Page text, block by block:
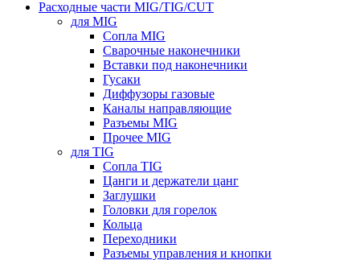
Расходные части MIG/TIG/CUT
для MIG
Сопла MIG
Сварочные наконечники
Вставки под наконечники
Гусаки
Диффузоры газовые
Каналы направляющие
Разъемы MIG
Прочее MIG
для TIG
Сопла TIG
Цанги и держатели цанг
Заглушки
Головки для горелок
Кольца
Переходники
Разъемы управления и кнопки